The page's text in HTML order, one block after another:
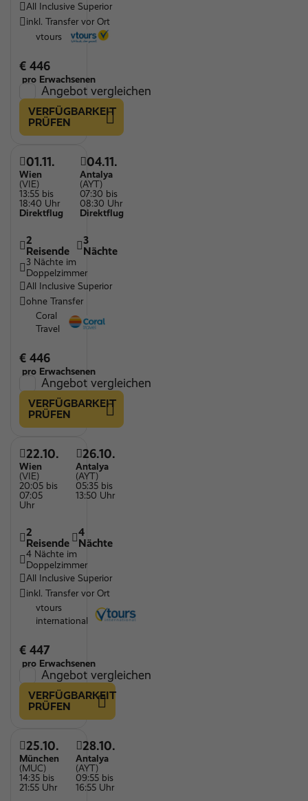
All Inclusive Superior
inkl. Transfer vor Ort
vtours
€ 446
pro Erwachsenen
Angebot vergleichen
VERFÜGBARKEIT
PRÜFEN
01.11.
Wien
(VIE)
13:55 bis
18:40 Uhr
Direktflug
04.11.
Antalya
(AYT)
07:30 bis
08:30 Uhr
Direktflug
2
Reisende
3
Nächte
3 Nächte im
Doppelzimmer
All Inclusive Superior
ohne Transfer
Coral
Travel
€ 446
pro Erwachsenen
Angebot vergleichen
VERFÜGBARKEIT
PRÜFEN
22.10.
Wien
(VIE)
20:05 bis
07:05
Uhr
26.10.
Antalya
(AYT)
05:35 bis
13:50 Uhr
2
Reisende
4
Nächte
4 Nächte im
Doppelzimmer
All Inclusive Superior
inkl. Transfer vor Ort
vtours
international
€ 447
pro Erwachsenen
Angebot vergleichen
VERFÜGBARKEIT
PRÜFEN
25.10.
München
(MUC)
14:35 bis
21:55 Uhr
28.10.
Antalya
(AYT)
09:55 bis
16:55 Uhr